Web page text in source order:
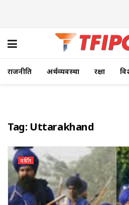
राजनीति अर्थव्यवस्था रक्षा
Tag: Uttarakhand
चर्चित